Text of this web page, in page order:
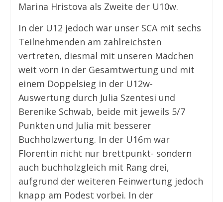
Marina Hristova als Zweite der U10w.
In der U12 jedoch war unser SCA mit sechs
Teilnehmenden am zahlreichsten
vertreten, diesmal mit unseren Mädchen
weit vorn in der Gesamtwertung und mit
einem Doppelsieg in der U12w-
Auswertung durch Julia Szentesi und
Berenike Schwab, beide mit jeweils 5/7
Punkten und Julia mit besserer
Buchholzwertung. In der U16m war
Florentin nicht nur brettpunkt- sondern
auch buchholzgleich mit Rang drei,
aufgrund der weiteren Feinwertung jedoch
knapp am Podest vorbei. In der